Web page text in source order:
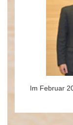
Im Februar